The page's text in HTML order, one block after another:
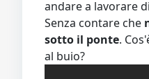
andare a lavorare
Senza contare che
sotto il ponte.
al buio?